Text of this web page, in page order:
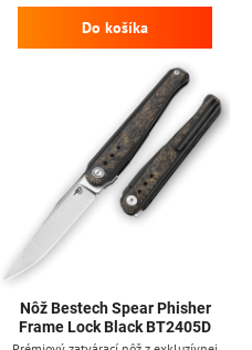
Do košíka
Nôž Bestech Spear Phisher
Frame Lock Black BT2405D